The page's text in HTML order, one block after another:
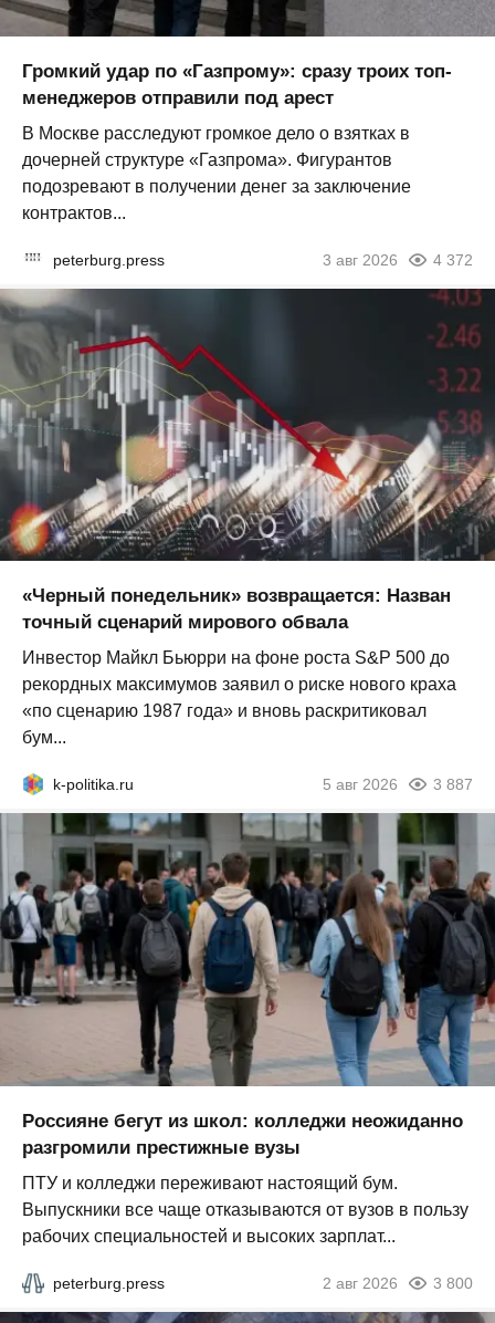
Громкий удар по «Газпрому»: сразу троих топ-
менеджеров отправили под арест
В Москве расследуют громкое дело о взятках в
дочерней структуре «Газпрома». Фигурантов
подозревают в получении денег за заключение
контрактов...
peterburg.press 3 авг 2026 4 372
«Черный понедельник» возвращается: Назван
точный сценарий мирового обвала
Инвестор Майкл Бьюрри на фоне роста S&P 500 до
рекордных максимумов заявил о риске нового краха
«по сценарию 1987 года» и вновь раскритиковал
бум...
k-politika.ru 5 авг 2026 3 887
Россияне бегут из школ: колледжи неожиданно
разгромили престижные вузы
ПТУ и колледжи переживают настоящий бум.
Выпускники все чаще отказываются от вузов в пользу
рабочих специальностей и высоких зарплат...
peterburg.press 2 авг 2026 3 800